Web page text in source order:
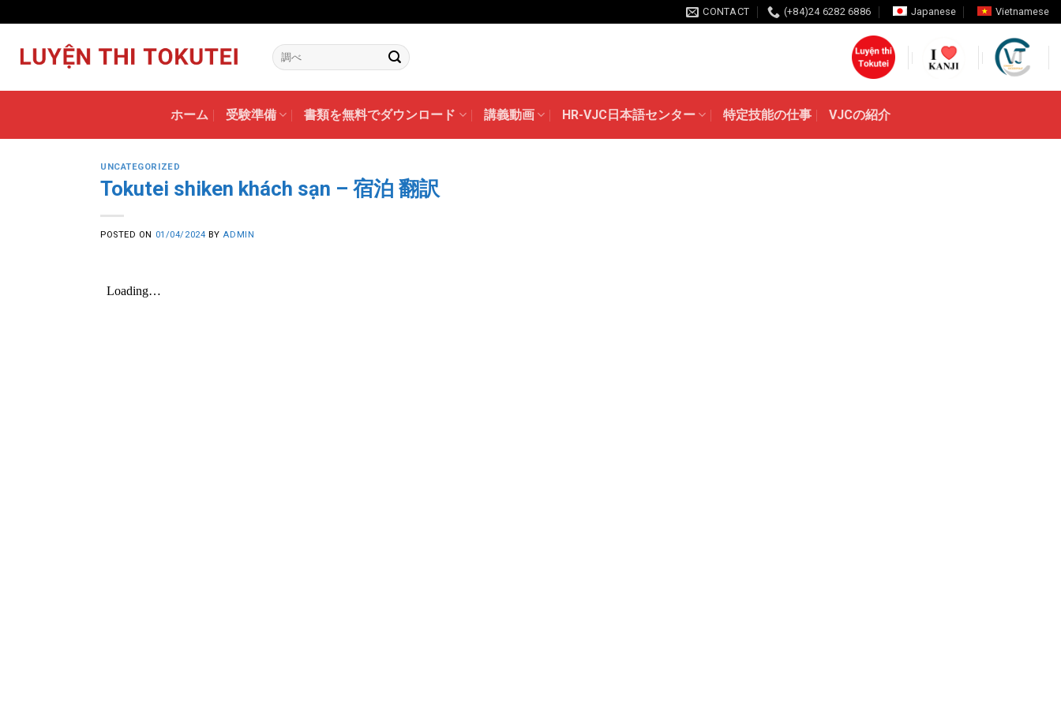
to
content
CONTACT (+84)24 6282 6886 Japanese Vietnamese
ホーム 受験準備 書類を無料でダウンロード 講義動画 HR-VJC日本語センター 特定技能の仕事 VJCの紹介
UNCATEGORIZED
Tokutei shiken khách sạn – 宿泊 翻訳
POSTED ON 01/04/2024 BY ADMIN